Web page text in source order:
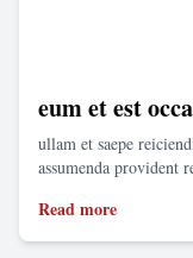
eum et est
ullam et saepe
assumenda provident
Read more